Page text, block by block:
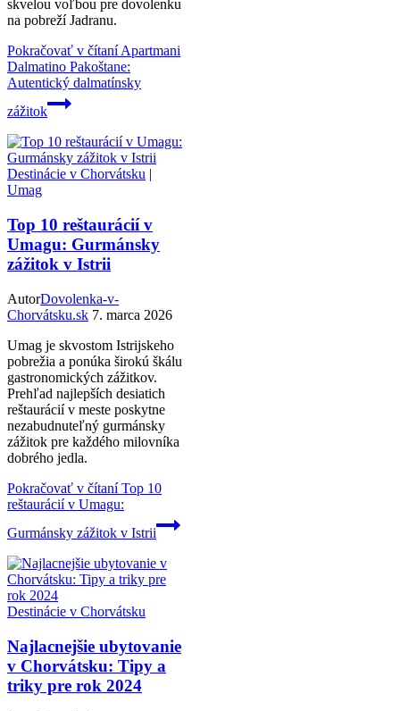
skvelou voľbou pre dovolenku
na pobreží Jadranu.
Pokračovať v čítaníApartmani
Dalmatino Pakoštane:
Autentický dalmatínsky
zážitok
Destinácie v Chorvátsku |
Umag
Top 10 reštaurácií v
Umagu: Gurmánsky
zážitok v Istrii
AutorDovolenka-v-
Chorvátsku.sk 7. marca 2026
Umag je skvostom Istrijskeho
pobrežia a ponúka širokú škálu
gastronomických zážitkov.
Prehľad najlepších desiatich
reštaurácií v meste poskytne
nezabudnuteľný gurmánsky
zážitok pre každého milovníka
dobrého jedla.
Pokračovať v čítaníTop 10
reštaurácií v Umagu:
Gurmánsky zážitok v Istrii
Destinácie v Chorvátsku
Najlacnejšie ubytovanie
v Chorvátsku: Tipy a
triky pre rok 2024